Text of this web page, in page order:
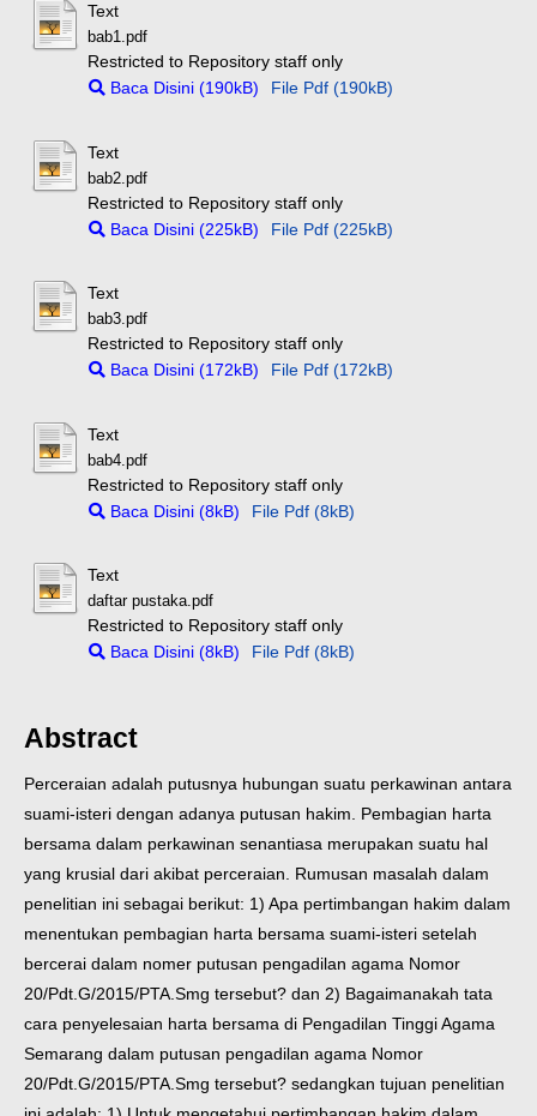
Text
bab1.pdf
Restricted to Repository staff only
Baca Disini (190kB)
File Pdf (190kB)
Text
bab2.pdf
Restricted to Repository staff only
Baca Disini (225kB)
File Pdf (225kB)
Text
bab3.pdf
Restricted to Repository staff only
Baca Disini (172kB)
File Pdf (172kB)
Text
bab4.pdf
Restricted to Repository staff only
Baca Disini (8kB)
File Pdf (8kB)
Text
daftar pustaka.pdf
Restricted to Repository staff only
Baca Disini (8kB)
File Pdf (8kB)
Abstract
Perceraian adalah putusnya hubungan suatu perkawinan antara
suami-isteri dengan adanya putusan hakim. Pembagian harta
bersama dalam perkawinan senantiasa merupakan suatu hal
yang krusial dari akibat perceraian. Rumusan masalah dalam
penelitian ini sebagai berikut: 1) Apa pertimbangan hakim dalam
menentukan pembagian harta bersama suami-isteri setelah
bercerai dalam nomer putusan pengadilan agama Nomor
20/Pdt.G/2015/PTA.Smg tersebut? dan 2) Bagaimanakah tata
cara penyelesaian harta bersama di Pengadilan Tinggi Agama
Semarang dalam putusan pengadilan agama Nomor
20/Pdt.G/2015/PTA.Smg tersebut? sedangkan tujuan penelitian